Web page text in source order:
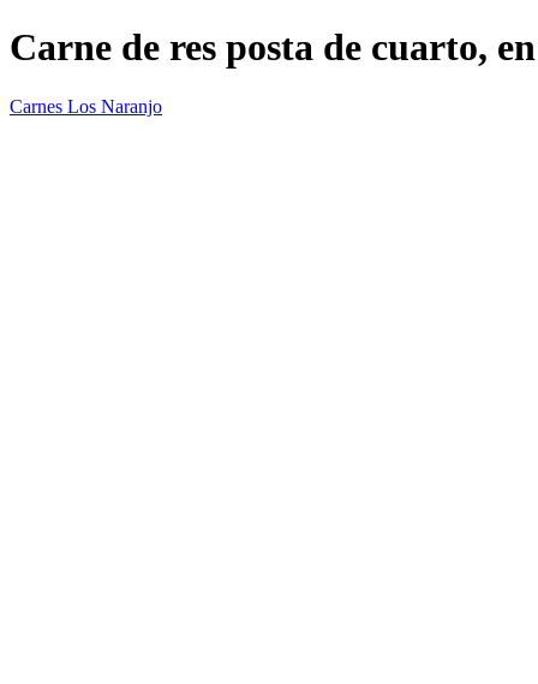
Carne de res posta de cuarto,
Carnes Los Naranjo